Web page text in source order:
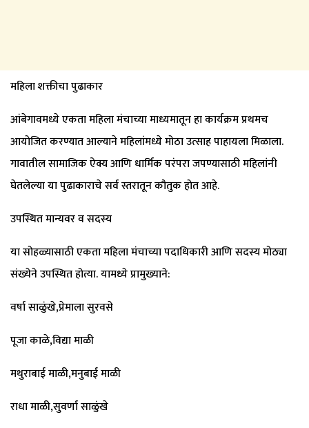
महिला शक्तीचा पुढाकार
आंबेगावमध्ये एकता महिला मंचाच्या माध्यमातून हा कार्यक्रम प्रथमच
आयोजित करण्यात आल्याने महिलांमध्ये मोठा उत्साह पाहायला मिळाला.
गावातील सामाजिक ऐक्य आणि धार्मिक परंपरा जपण्यासाठी महिलांनी
घेतलेल्या या पुढाकाराचे सर्व स्तरातून कौतुक होत आहे.
उपस्थित मान्यवर व सदस्य
या सोहळ्यासाठी एकता महिला मंचाच्या पदाधिकारी आणि सदस्य मोठ्या
संख्येने उपस्थित होत्या. यामध्ये प्रामुख्याने:
वर्षा साळुंखे,प्रेमाला सुरवसे
पूजा काळे,विद्या माळी
मथुराबाई माळी,मनुबाई माळी
राधा माळी,सुवर्णा साळुंखे